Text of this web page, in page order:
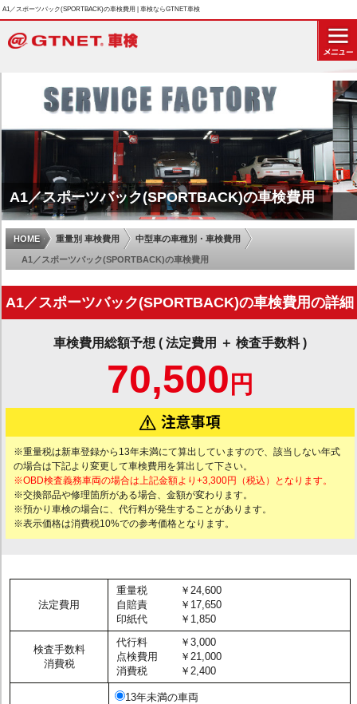
A1／スポーツバック(SPORTBACK)の車検費用 | 車検ならGTNET車検
A1／スポーツバック(SPORTBACK)の車検費用
HOME 重量別 車検費用 中型車の車種別・車検費用
A1／スポーツバック(SPORTBACK)の車検費用
A1／スポーツバック(SPORTBACK)の車検費用の詳細
車検費用総額予想 ( 法定費用 ＋ 検査手数料 )
70,500 円
※重量税は新車登録から13年未満にて算出していますので、該当しない年式
の場合は下記より変更して車検費用を算出して下さい。
※OBD検査義務車両の場合は上記金額より+3,300円（税込）となります。
※交換部品や修理箇所がある場合、金額が変わります。
※預かり車検の場合に、代行料が発生することがあります。
※表示価格は消費税10%での参考価格となります。
法定費用
重量税
￥24,600
自賠責
￥17,650
印紙代
￥1,850
検査手数料
消費税
代行料
￥3,000
点検費用
￥21,000
消費税
￥2,400
13年未満の車両